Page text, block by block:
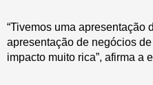
“Tivemos uma apresentação
apresentação de negócios
impacto muito rica”, afirma a